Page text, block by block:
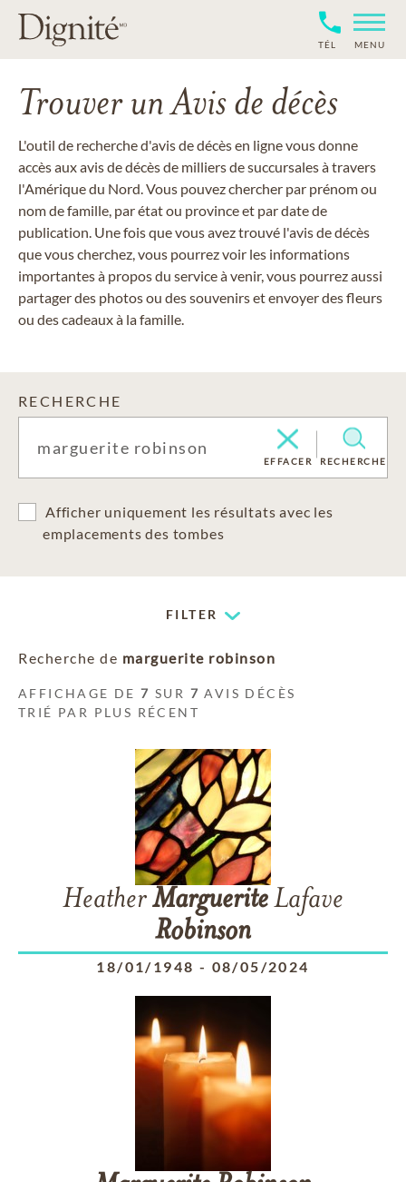
TÉL MENU
Trouver un Avis de décès
L'outil de recherche d'avis de décès en ligne vous donne
accès aux avis de décès de milliers de succursales à travers
l'Amérique du Nord. Vous pouvez chercher par prénom ou
nom de famille, par état ou province et par date de
publication. Une fois que vous avez trouvé l'avis de décès
que vous cherchez, vous pourrez voir les informations
importantes à propos du service à venir, vous pourrez aussi
partager des photos ou des souvenirs et envoyer des fleurs
ou des cadeaux à la famille.
RECHERCHE
EFFACER RECHERCHE
Afficher uniquement les résultats avec les
emplacements des tombes
FILTER
Recherche de marguerite robinson
AFFICHAGE DE7 SUR 7 AVIS DÉCÈS
TRIÉ PAR PLUS RÉCENT
HeatherMargueriteLafave
Robinson
18/01/1948 - 08/05/2024